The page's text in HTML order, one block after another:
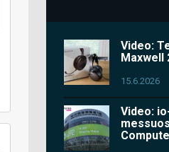
Video:
Maxwell
15.6.2026
Video: